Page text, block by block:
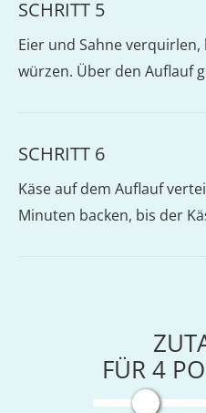
SCHRITT 5
Eier und Sahne
würzen. Über den Auflauf
SCHRITT 6
Käse auf dem Auflauf
Minuten backen, bis der
FÜR4